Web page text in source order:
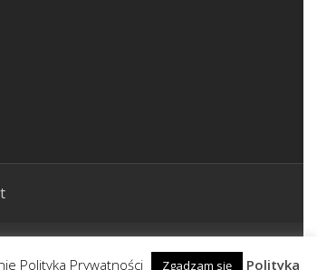
nie stanowią porady lekarskiej.
Polityka Prywatności Zgadzam się Polityka